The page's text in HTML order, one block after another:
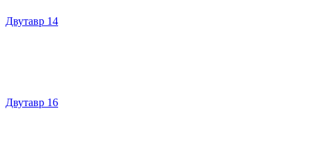
Двутавр 14
Двутавр 16